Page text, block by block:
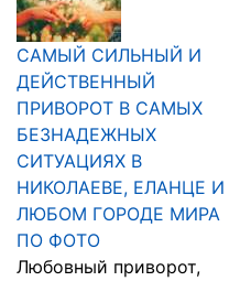
САМЫЙ СИЛЬНЫЙ И
ДЕЙСТВЕННЫЙ
ПРИВОРОТ В САМЫХ
БЕЗНАДЕЖНЫХ
СИТУАЦИЯХ В
НИКОЛАЕВЕ, ЕЛАНЦЕ И
ЛЮБОМ ГОРОДЕ МИРА
ПО ФОТО
Любовный приворот,